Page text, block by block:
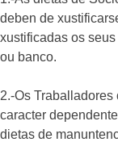
deben de
xustificadas os
ou banco.
2.-Os
caracter
dietas de